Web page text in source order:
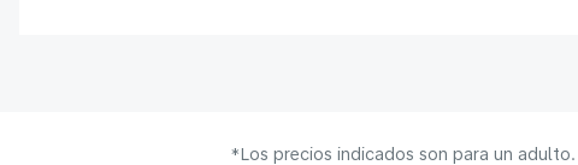
*Los precios indicados son para un